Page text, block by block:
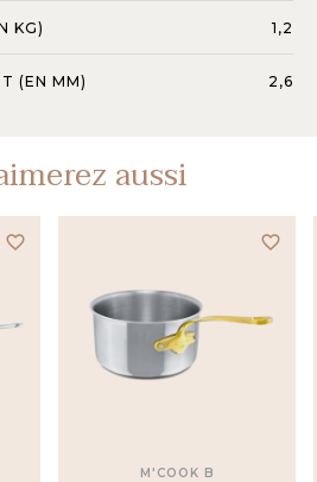
KG) 1,2
(EN MM) 2,6
aussi
favorite_border favorite_border
M'COOK B